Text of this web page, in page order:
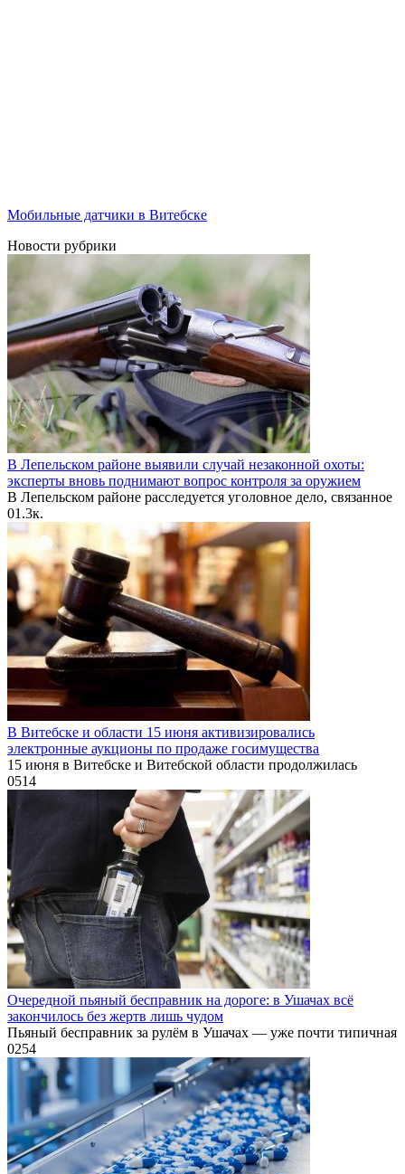
Мобильные датчики в Витебске
Новости рубрики
В Лепельском районе выявили случай незаконной охоты:
эксперты вновь поднимают вопрос контроля за оружием
В Лепельском районе расследуется уголовное дело, связанное
01.3к.
В Витебске и области 15 июня активизировались
электронные аукционы по продаже госимущества
15 июня в Витебске и Витебской области продолжилась
0514
Очередной пьяный бесправник на дороге: в Ушачах всё
закончилось без жертв лишь чудом
Пьяный бесправник за рулём в Ушачах — уже почти типичная
0254